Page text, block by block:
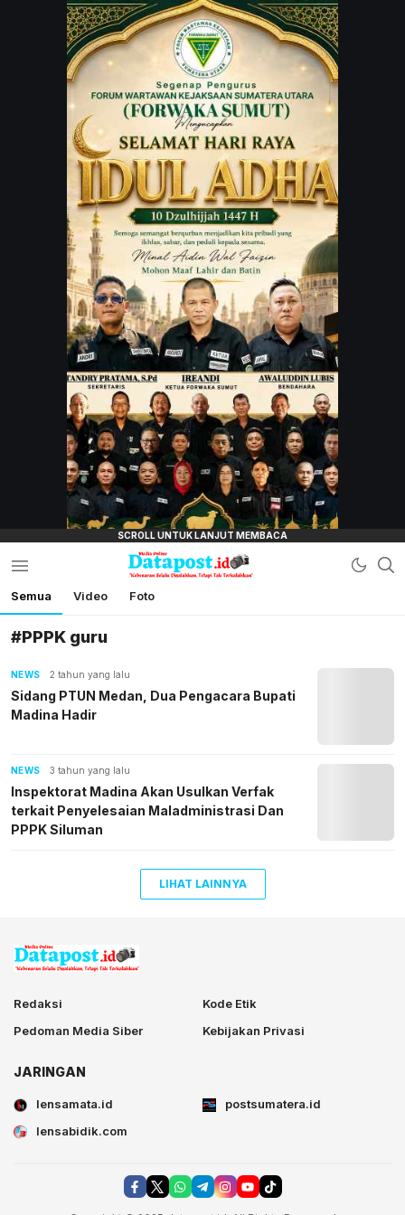
JARINGAN
lensamata.id
Datapost.id
Kebenaran Selalu Disalahkan, Tetapi Tak
Semua Video Foto
#PPPK guru
NEWS 2 tahun yang lalu
Sidang PTUN Medan, Dua Pengacara Bupati
Madina Hadir
NEWS 3 tahun yang lalu
Inspektorat Madina Akan Usulkan Verfak
terkait Penyelesaian Maladministrasi Dan
PPPK Siluman
LIHAT LAINNYA
Redaksi
Kode Etik
Pedoman Media Siber
Kebijakan Privasi
JARINGAN
lensamata.id
postsumatera.id
lensabidik.com